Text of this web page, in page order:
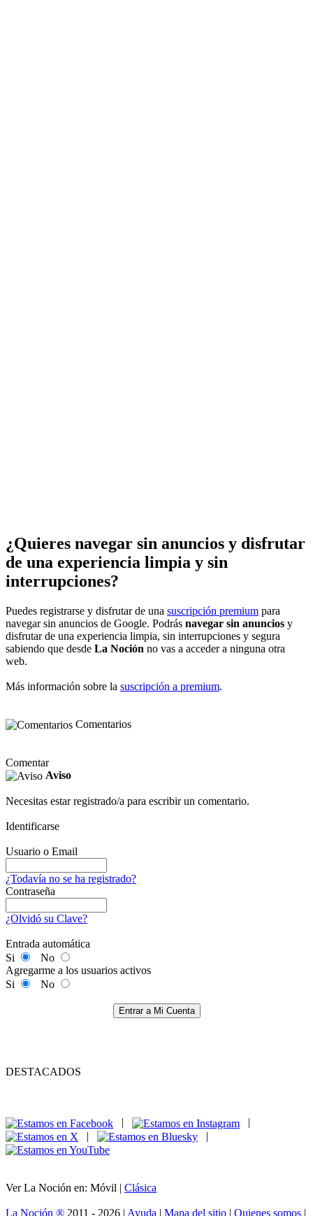
¿Quieres navegar sin anuncios y disfrutar
de una experiencia limpia y sin
interrupciones?
Puedes registrarse y disfrutar de una suscripción premium para
navegar sin anuncios de Google. Podrás navegar sin anuncios y
disfrutar de una experiencia limpia, sin interrupciones y segura
sabiendo que desde La Noción no vas a acceder a ninguna otra
web.
Más información sobre la suscripción a premium.
Comentarios
Comentar
Aviso
Necesitas estar registrado/a para escribir un comentario.
Identificarse
Usuario o Email
¿Todavía no se ha registrado?
Contraseña
¿Olvidó su Clave?
Entrada automática
Si
No
Agregarme a los usuarios activos
Si
No
Entrar a Mi Cuenta
DESTACADOS
|
|
Ver La Noción en: Móvil | Clásica
La Noción ® 2011 - 2026 | Ayuda | Mapa del sitio | Quienes somos |